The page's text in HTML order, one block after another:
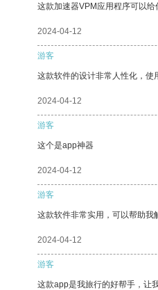
这款加速器VPM应用程序可以给
2024-04-12
游客
这款软件的设计非常人性化，使
2024-04-12
游客
这个是app神器
2024-04-12
游客
这款软件非常实用，可以帮助我
2024-04-12
游客
这款app是我旅行的好帮手，让